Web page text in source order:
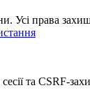
. Усі права
та CSRF-